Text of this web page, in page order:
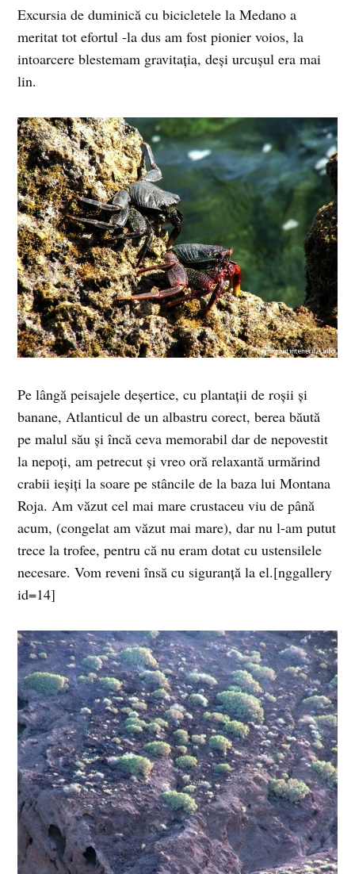
Excursia de duminică cu bicicletele la Medano a
meritat tot efortul -la dus am fost pionier voios, la
intoarcere blestemam gravitaţia, deşi urcuşul era mai
lin.
Pe lângă peisajele deşertice, cu plantaţii de roşii şi
banane, Atlanticul de un albastru corect, berea băută
pe malul său şi încă ceva memorabil dar de nepovestit
la nepoţi, am petrecut şi vreo oră relaxantă urmărind
crabii ieşiţi la soare pe stâncile de la baza lui Montana
Roja. Am văzut cel mai mare crustaceu viu de până
acum, (congelat am văzut mai mare), dar nu l-am putut
trece la trofee, pentru că nu eram dotat cu ustensilele
necesare. Vom reveni însă cu siguranţă la el.[nggallery
id=14]